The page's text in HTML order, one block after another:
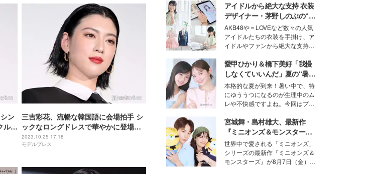
ン
ルガ
三吉彩花、流暢な韓国語に会場拍手 シ
ックなロングドレスで華やかに登場＜
ナックルガール＞
2023.10.25 17:18
モデルプレス
アイドルから絶大な支持 衣装
デザイナー・茅野しのぶの“可
愛い”を作る美学＜「シチズン
クロスシー」インタビュー＞
AKB48や＝LOVEなど数々の人気
アイドルたちの衣装を手掛け、ア
イドルやファンから絶大な支持を
取締役兼クリエイティブディレク
ター・茅野しのぶ。一人ひとりの
個性に寄り添い、魅力を引き出す
衣装作りは、多くの女性たちに勇
気と自信を与え続けている。
愛甲ひかり＆橋下美好「我慢
しなくていいんだ」夏の“暑さ
対策”の新しい選択肢とは？
本格的な夏が到来！暑い中で、特
にゆううつになるのが生理中のム
レや不快感ですよね。今回はプラ
モデル・愛甲ひかりさんと橋下美
好さんを迎えて本音で女子会トー
ク。猛暑のお出かけを快適に過ご
すヒントや、2人が感動した夏の
生理の新常識にも迫りました。
宮城舞・島村雄大、最新作
『ミニオンズ＆モンスター
ズ』の魅力熱弁 ハチャメチャ
だけじゃない“友情と絆”に感
動
世界中で愛される「ミニオンズ」
シリーズの最新作『ミニオンズ＆
モンスターズ』が8月7日（金）に